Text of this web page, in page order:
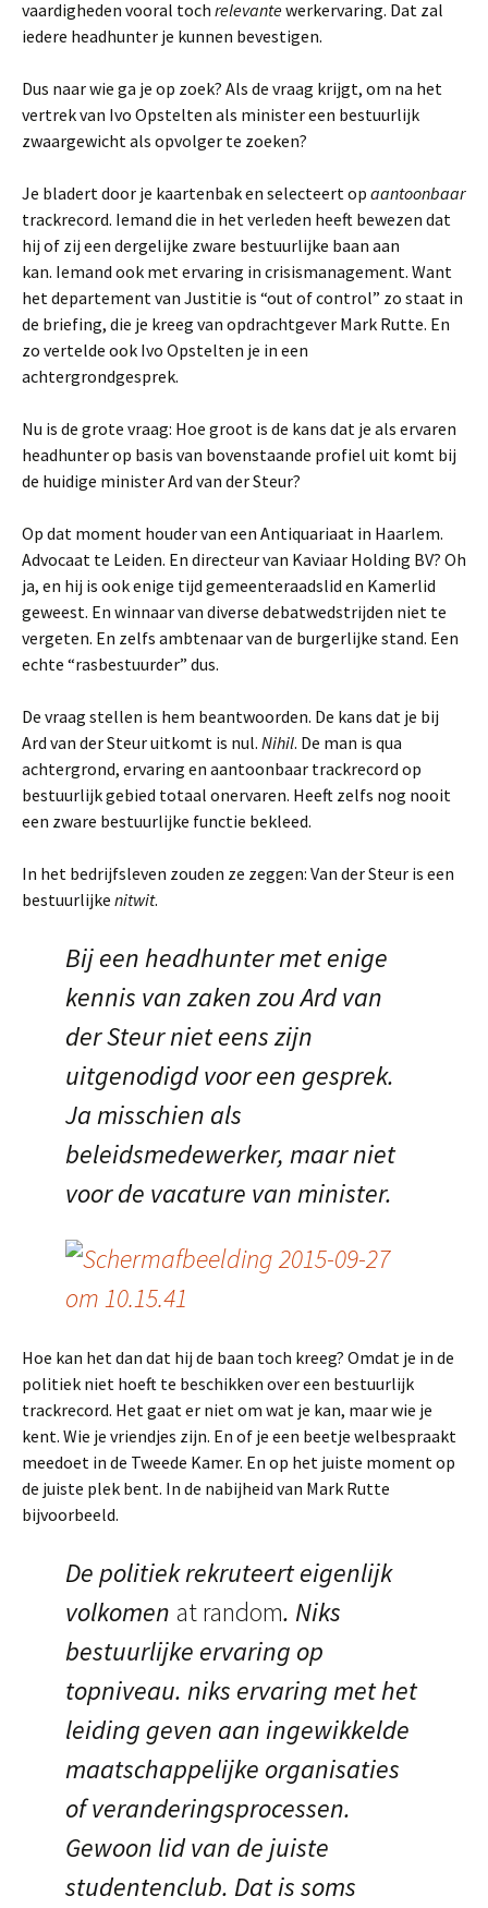
vaardigheden vooral toch relevantewerkervaring. Dat zal
iedere headhunter je kunnen bevestigen.
Dus naar wie ga je op zoek? Als de vraag krijgt, om na het
vertrek van Ivo Opstelten als minister een bestuurlijk
zwaargewicht als opvolger te zoeken?
Je bladert door je kaartenbak en selecteert op aantoonbaar
trackrecord. Iemand die in het verleden heeft bewezen dat
hij of zij een dergelijke zware bestuurlijke baan aan
kan. Iemand ook met ervaring in crisismanagement. Want
het departement van Justitie is “out of control” zo staat in
de briefing, die je kreeg van opdrachtgever Mark Rutte. En
zo vertelde ook Ivo Opstelten je in een
achtergrondgesprek.
Nu is de grote vraag: Hoe groot is de kans dat je als ervaren
headhunter op basis van bovenstaande profiel uit komt bij
de huidige minister Ard van der Steur?
Op dat moment houder van een Antiquariaat in Haarlem.
Advocaat te Leiden. En directeur van Kaviaar Holding BV? Oh
ja, en hij is ook enige tijd gemeenteraadslid en Kamerlid
geweest. En winnaar van diverse debatwedstrijden niet te
vergeten. En zelfs ambtenaar van de burgerlijke stand. Een
echte “rasbestuurder” dus.
De vraag stellen is hem beantwoorden. De kans dat je bij
Ard van der Steur uitkomt is nul. Nihil. De man is qua
achtergrond, ervaring en aantoonbaar trackrecord op
bestuurlijk gebied totaal onervaren. Heeft zelfs nog nooit
een zware bestuurlijke functie bekleed.
In het bedrijfsleven zouden ze zeggen: Van der Steur is een
bestuurlijke nitwit.
Bij een headhunter met enige
kennis van zaken zou Ard van
der Steur niet eens zijn
uitgenodigd voor een gesprek.
Ja misschien als
beleidsmedewerker, maar niet
voor de vacature van minister.
Hoe kan het dan dat hij de baan toch kreeg? Omdat je in de
politiek niet hoeft te beschikken over een bestuurlijk
trackrecord. Het gaat er niet om wat je kan, maar wie je
kent. Wie je vriendjes zijn. En of je een beetje welbespraakt
meedoet in de Tweede Kamer. En op het juiste moment op
de juiste plek bent. In de nabijheid van Mark Rutte
bijvoorbeeld.
De politiek rekruteert eigenlijk
volkomen at random. Niks
bestuurlijke ervaring op
topniveau. niks ervaring met het
leiding geven aan ingewikkelde
maatschappelijke organisaties
of veranderingsprocessen.
Gewoon lid van de juiste
studentenclub. Dat is soms